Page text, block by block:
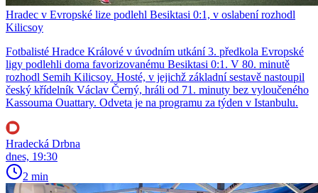
Hradec v Evropské lize podlehl Besiktasi 0:1, v oslabení rozhodl
Kilicsoy
Fotbalisté Hradce Králové v úvodním utkání 3. předkola Evropské
ligy podlehli doma favorizovanému Besiktasi 0:1. V 80. minutě
rozhodl Semih Kilicsoy. Hosté, v jejichž základní sestavě nastoupil
český křídelník Václav Černý, hráli od 71. minuty bez vyloučeného
Kassouma Ouattary. Odveta je na programu za týden v Istanbulu.
Hradecká Drbna
dnes, 19:30
2 min